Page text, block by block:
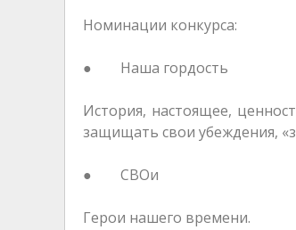
Номинации конкурса:
● Наша гордость
История, настоящее,
защищать свои убеждения,
● СВОи
Герои нашего времени.